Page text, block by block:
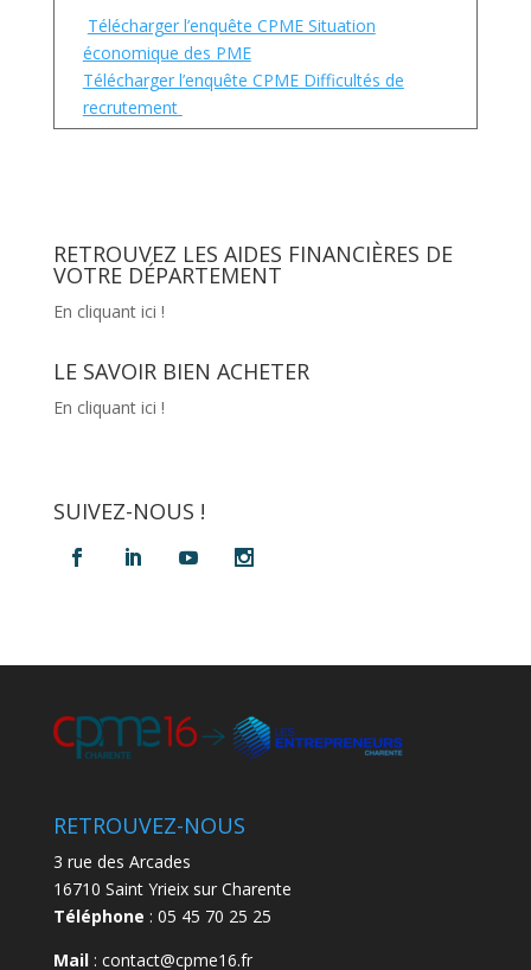
Télécharger l’enquête CPME Situation
économique des PME
Télécharger l’enquête CPME Difficultés de
recrutement
RETROUVEZ LES AIDES FINANCIÈRES DE
VOTRE DÉPARTEMENT
En cliquant ici !
LE SAVOIR BIEN ACHETER
En cliquant ici !
SUIVEZ-NOUS !
RETROUVEZ-NOUS
3 rue des Arcades
16710 Saint Yrieix sur Charente
Téléphone : 05 45 70 25 25
Mail: contact@cpme16.fr